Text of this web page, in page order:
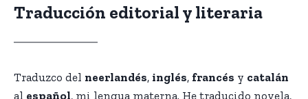
Traducción editorial y literaria
Traduzco del neerlandés, inglés, francés y catalán
al español, mi lengua materna. He traducido novela,